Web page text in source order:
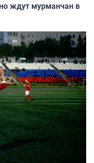
ждут мурманчан в